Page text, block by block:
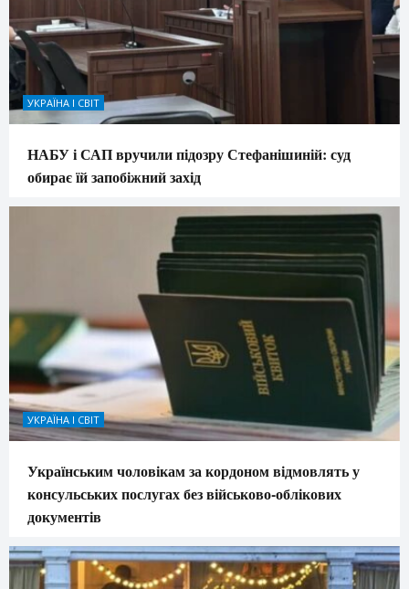
УКРАЇНА І СВІТ
НАБУ і САП вручили підозру Стефанішиній: суд
обирає їй запобіжний захід
УКРАЇНА І СВІТ
Українським чоловікам за кордоном відмовлять у
консульських послугах без військово-облікових
документів